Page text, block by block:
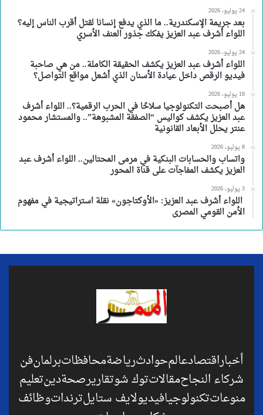
24 يوليو، 2026
بعد جريمة الإسكندرية.. ما الذي يدفع إنسانا لقتل أقرب الناس إليه؟
اللواء أشرف عبد العزيز يفكك جذور العنف الأسري
24 يوليو، 2026
اللواء أشرف عبد العزيز يكشف الحقيقة الكاملة.. من هي صاحبة
فيديو الرقص داخل عيادة الأسنان الذي أشعل مواقع التواصل؟
18 يوليو، 2026
هل أصبحت التكنولوجيا سلاحًا في الحرب الرقمية؟.. اللواء أشرف
عبد العزيز يكشف كواليس “الصفقة المشبوهة”.. والمستشار محمود
عنتر يحلل الأبعاد القانونية
8 يوليو، 2026
واتساب والحسابات البنكية في مرمى المحتالين.. اللواء أشرف عبد
العزيز يكشف المفاجآت على قناة المحور
3 يوليو، 2026
اللواء أشرف عبد العزيز: «الأوكتاجون» نقلة استراتيجية في مفهوم
الأمن القومي المصرى
أخباراقتصادعالمحوادثرياضةمحافظاتبرلمانفن
شركاء النجاحمقالاتتوك شوتقاريرصحةدينتعليم
منوعاتتكنولوجيافيديولايف ستايلترنداتوظائف